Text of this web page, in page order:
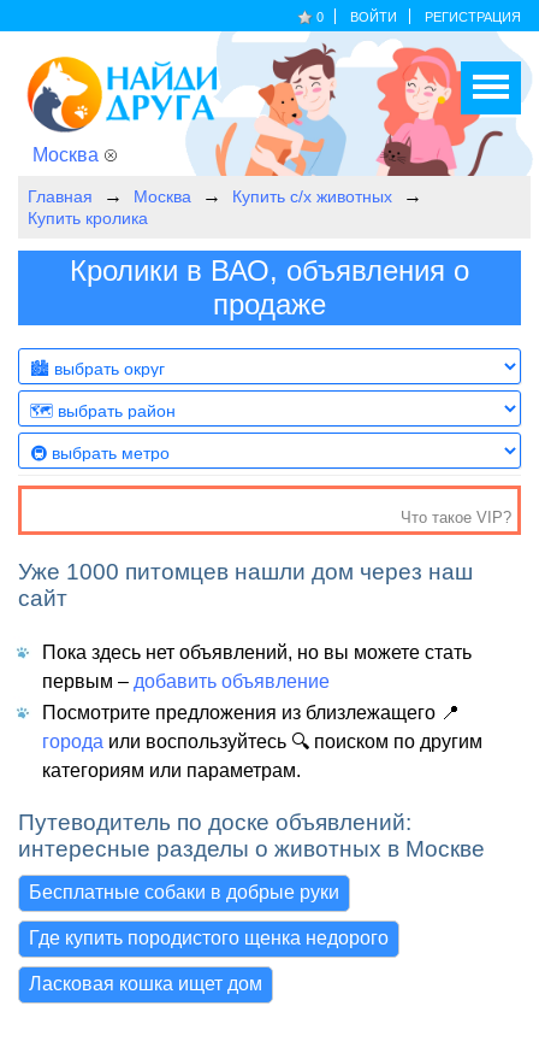
0 ВОЙТИ РЕГИСТРАЦИЯ
Москва
Главная Москва
Купить с/х животных
Купить кролика
Кролики в ВАО, объявления о
продаже
Что такое VIP?
Уже 1000 питомцев нашли дом через наш
сайт
Пока здесь нет объявлений, но вы можете стать
первым – добавить объявление
Посмотрите предложения из близлежащего 📍
города или воспользуйтесь 🔍 поиском по другим
категориям или параметрам.
Путеводитель по доске объявлений:
интересные разделы о животных в Москве
Бесплатные собаки в добрые руки
Где купить породистого щенка недорого
Ласковая кошка ищет дом